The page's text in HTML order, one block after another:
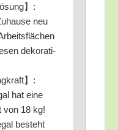
】:
neu
deko­ra­ti­
】:
hat eine
von 18 kg!
besteht